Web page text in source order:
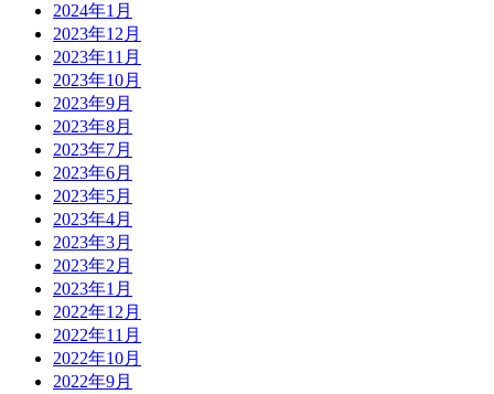
2024年1月
2023年12月
2023年11月
2023年10月
2023年9月
2023年8月
2023年7月
2023年6月
2023年5月
2023年4月
2023年3月
2023年2月
2023年1月
2022年12月
2022年11月
2022年10月
2022年9月